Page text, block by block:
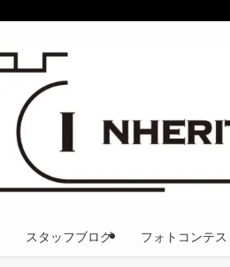
スタッフブログ フォトコンテ